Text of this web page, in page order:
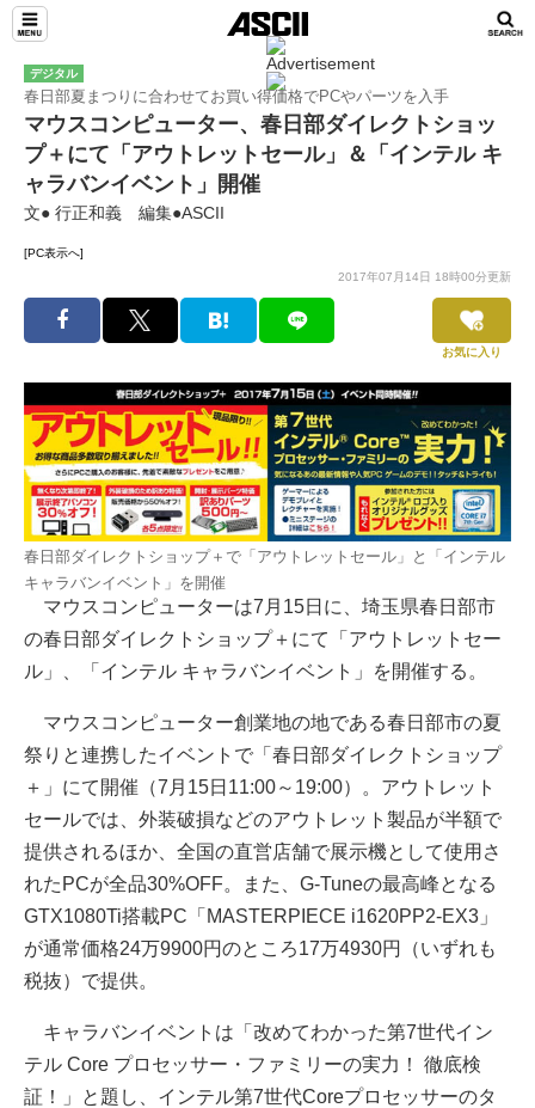
デジタル
春日部夏まつりに合わせてお買い得価格でPCやパーツを入手
マウスコンピューター、春日部ダイレクトショッ
プ＋にて「アウトレットセール」＆「インテル キ
ャラバンイベント」開催
文● 行正和義 編集●ASCII
[PC表示へ]
2017年07月14日 18時00分更新
お気に入り
春日部ダイレクトショップ＋で「アウトレットセール」と「インテル
キャラバンイベント」を開催
マウスコンピューターは7月15日に、埼玉県春日部市
の春日部ダイレクトショップ＋にて「アウトレットセー
ル」、「インテル キャラバンイベント」を開催する。
マウスコンピューター創業地の地である春日部市の夏
祭りと連携したイベントで「春日部ダイレクトショップ
＋」にて開催（7月15日11:00～19:00）。アウトレット
セールでは、外装破損などのアウトレット製品が半額で
提供されるほか、全国の直営店舗で展示機として使用さ
れたPCが全品30%OFF。また、G-Tuneの最高峰となる
GTX1080Ti搭載PC「MASTERPIECE i1620PP2-EX3」
が通常価格24万9900円のところ17万4930円（いずれも
税抜）で提供。
キャラバンイベントは「改めてわかった第7世代イン
テル Core プロセッサー・ファミリーの実力！ 徹底検
証！」と題し、インテル第7世代Coreプロセッサーのタ